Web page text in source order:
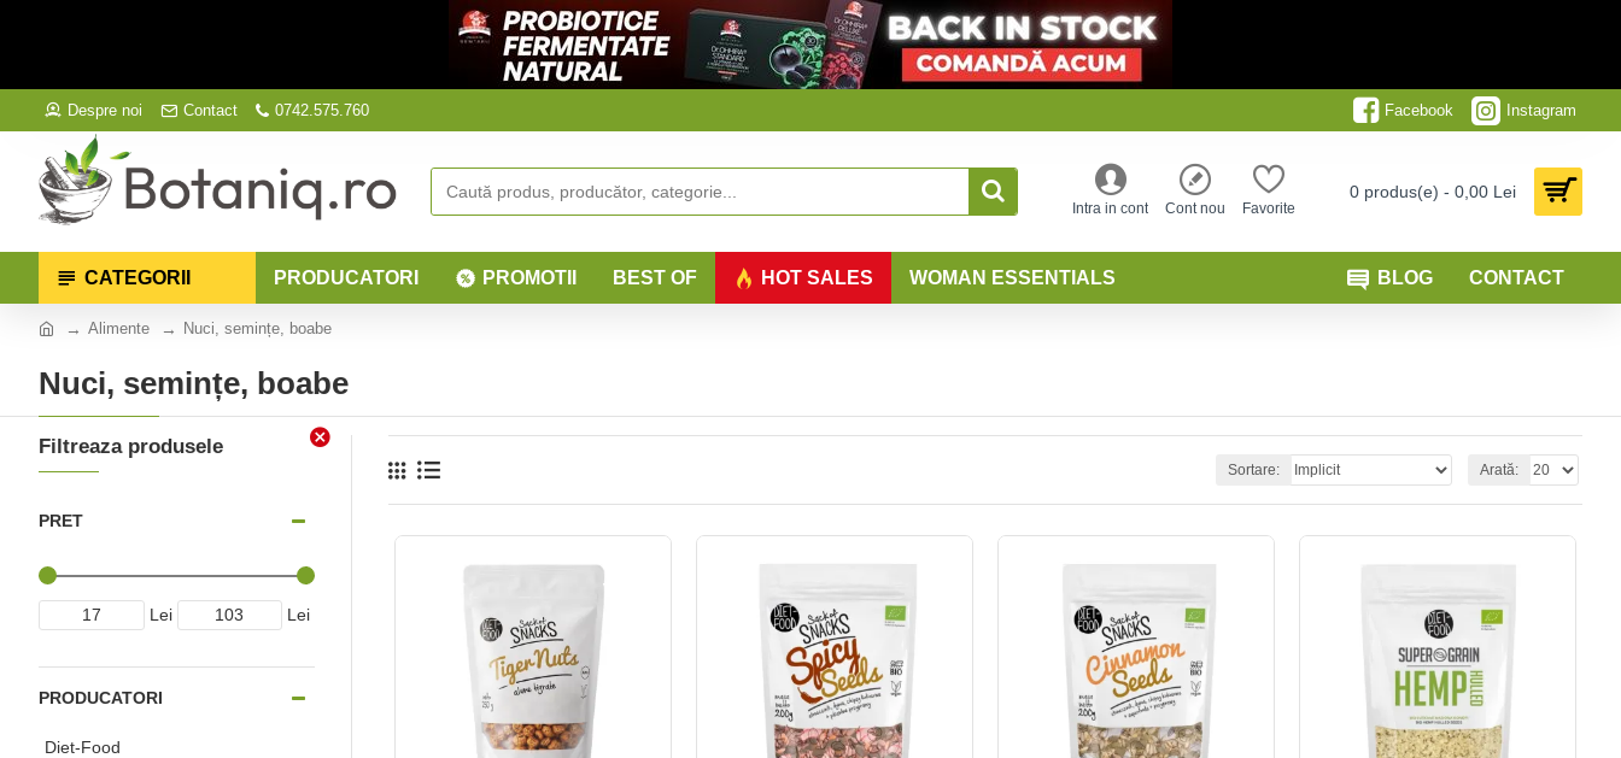
Despre noi Contact 0742.575.760 Facebook Instagram
Intra in cont Cont nou Favorite
0 produs(e) - 0,00 Lei
CATEGORII PRODUCATORI PROMOTII BEST OF HOT SALES WOMAN ESSENTIALS BLOG CONTACT
Alimente Nuci, semințe, boabe
Nuci, semințe, boabe
Filtreaza produsele
PRET
Lei Lei
PRODUCATORI
Diet-Food
Sortare: Arată: